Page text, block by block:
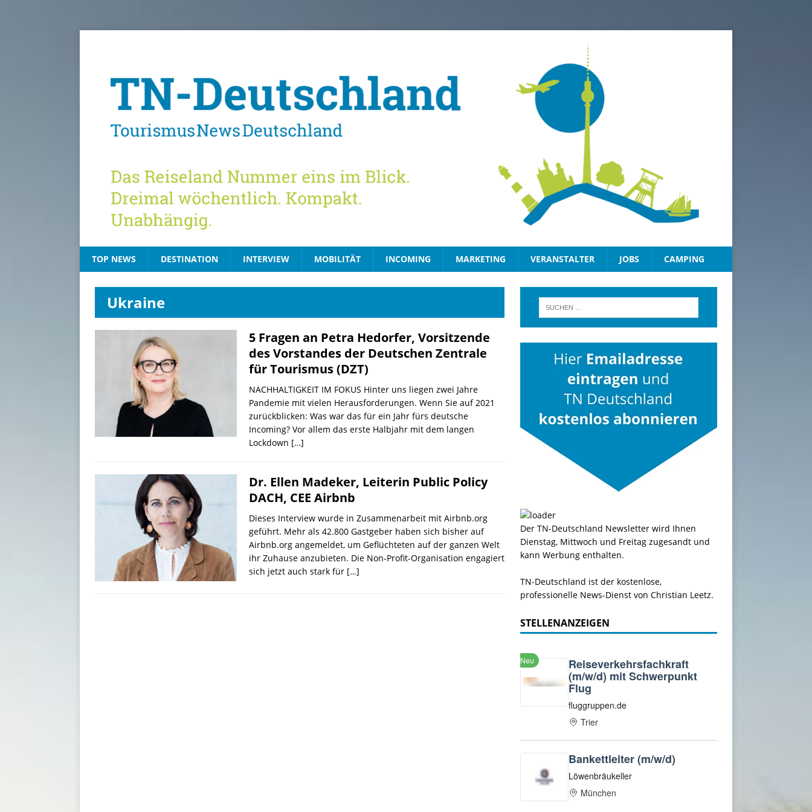
TOP NEWS DESTINATION INTERVIEW MOBILITÄT INCOMING MARKETING VERANSTALTER JOBS CAMPING
Ukraine
5 Fragen an Petra Hedorfer, Vorsitzende
des Vorstandes der Deutschen Zentrale
für Tourismus (DZT)
NACHHALTIGKEIT IM FOKUS Hinter uns liegen zwei Jahre
Pandemie mit vielen Herausforderungen. Wenn Sie auf 2021
zurückblicken: Was war das für ein Jahr fürs deutsche
Incoming? Vor allem das erste Halbjahr mit dem langen
Lockdown […]
Dr. Ellen Madeker, Leiterin Public Policy
DACH, CEE Airbnb
Dieses Interview wurde in Zusammenarbeit mit Airbnb.org
geführt. Mehr als 42.800 Gastgeber haben sich bisher auf
Airbnb.org angemeldet, um Geflüchteten auf der ganzen Welt
ihr Zuhause anzubieten. Die Non-Profit-Organisation engagiert
sich jetzt auch stark für […]
Der TN-Deutschland Newsletter wird Ihnen
Dienstag, Mittwoch und Freitag zugesandt und
kann Werbung enthalten.
TN-Deutschland ist der kostenlose,
professionelle News-Dienst von Christian Leetz.
STELLENANZEIGEN